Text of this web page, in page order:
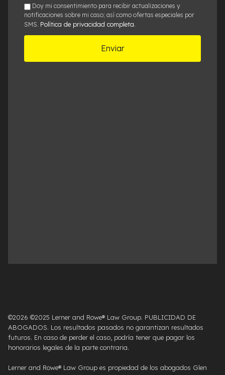
Caso*
smsDoy mi consentimiento para recibir actualizaciones y
notificaciones sobre mi caso; así como ofertas especiales por
SMS. Política de privacidad completa.
©2026 ©2025 Lerner and Rowe® Law Group. PUBLICIDAD DE
ABOGADOS. Los resultados pasados ​​no garantizan resultados
futuros. En caso de perder el caso, podría tener que pagar los
honorarios legales de la parte contraria.
Lerner and Rowe® Law Group es propiedad de los abogados Glen